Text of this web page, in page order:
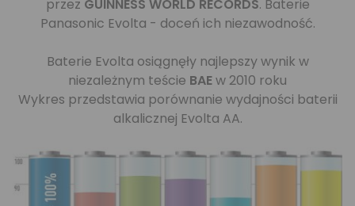
przez GUINNESS WORLD RECORDS. Baterie
Panasonic Evolta - doceń ich niezawodność.
Baterie Evolta osiągnęły najlepszy wynik w
niezależnym teście BAEw 2010 roku
Wykres przedstawia porównanie wydajności baterii
alkalicznej Evolta AA.